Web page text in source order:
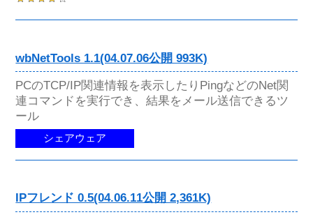
wbNetTools 1.1(04.07.06公開 993K)
PCのTCP/IP関連情報を表示したりPingなどのNet関
連コマンドを実行でき、結果をメール送信できるツ
ール
シェアウェア
IPフレンド 0.5(04.06.11公開 2,361K)